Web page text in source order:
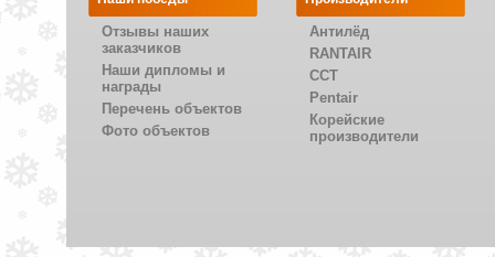
Отзывы наших
заказчиков
Наши дипломы и
награды
Перечень объектов
Фото объектов
Антилёд
RANTAIR
CCT
Pentair
Корейские
производители